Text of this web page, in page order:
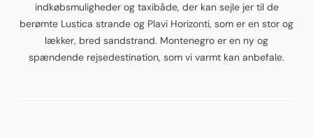
indkøbsmuligheder og taxibåde, der kan sejle jer til de
berømte Lustica strande og Plavi Horizonti, som er en stor og
lækker, bred sandstrand. Montenegro er en ny og
spændende rejsedestination, som vi varmt kan anbefale.